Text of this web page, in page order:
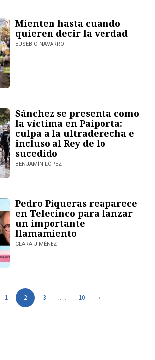
Mienten hasta cuando
quieren decir la verdad
EUSEBIO NAVARRO
Sánchez se presenta como
la víctima en Paiporta:
culpa a la ultraderecha e
incluso al Rey de lo
sucedido
BENJAMÍN LÓPEZ
Pedro Piqueras reaparece
en Telecinco para lanzar
un importante
llamamiento
CLARA JIMÉNEZ
1 2 3 … 10 ›